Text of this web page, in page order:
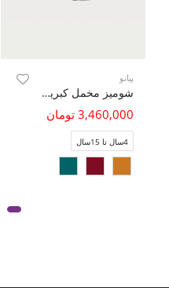
پیانو
شومیز مخمل کبریتی آستین بلند
3,460,000 تومان
4سال تا 15سال